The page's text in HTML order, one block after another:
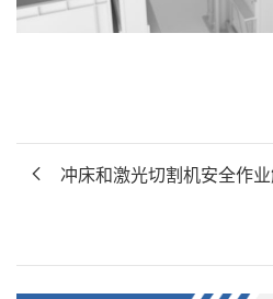
冲床和激光切割机安全作